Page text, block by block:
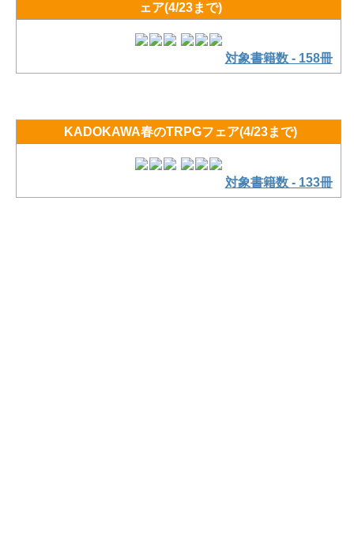
ェア(4/23まで)
対象書籍数 - 158冊
KADOKAWA春のTRPGフェア(4/23まで)
対象書籍数 - 133冊